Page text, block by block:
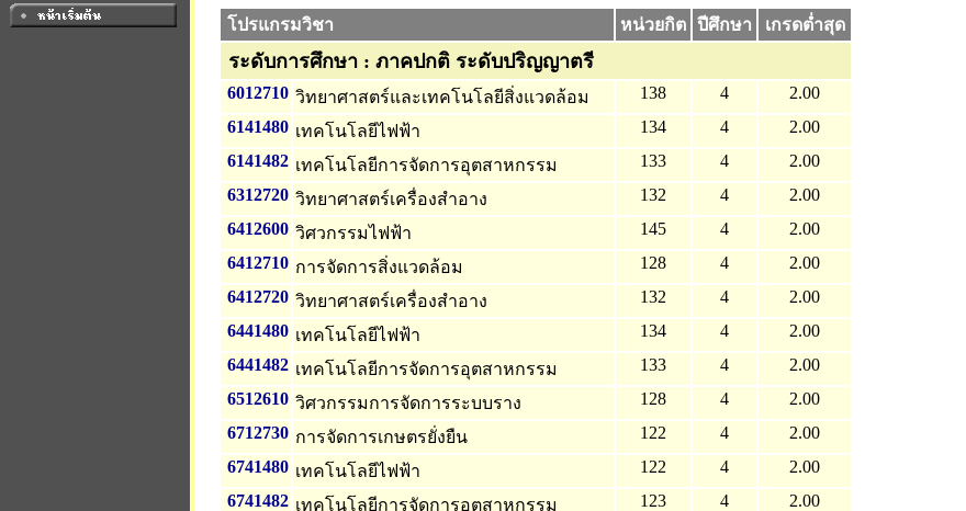
โปรแกรมวิชา
หน่วยกิต ปีศึกษา เกรดต่ำสุด
ระดับการศึกษา : ภาคปกติ ระดับปริญญาตรี
6012710 วิทยาศาสตร์และเทคโนโลยีสิ่งแวดล้อม 138 4
2.00
6141480 เทคโนโลยีไฟฟ้า 134 4
2.00
6141482 เทคโนโลยีการจัดการอุตสาหกรรม 133 4
2.00
6312720 วิทยาศาสตร์เครื่องสำอาง 132 4
2.00
6412600 วิศวกรรมไฟฟ้า 145 4
2.00
6412710 การจัดการสิ่งแวดล้อม 128 4
2.00
6412720 วิทยาศาสตร์เครื่องสำอาง 132 4
2.00
6441480 เทคโนโลยีไฟฟ้า 134 4
2.00
6441482 เทคโนโลยีการจัดการอุตสาหกรรม 133 4
2.00
6512610 วิศวกรรมการจัดการระบบราง 128 4
2.00
6712730 การจัดการเกษตรยั่งยืน 122 4
2.00
6741480 เทคโนโลยีไฟฟ้า 122 4
2.00
6741482 เทคโนโลยีการจัดการอุตสาหกรรม 123 4
2.00